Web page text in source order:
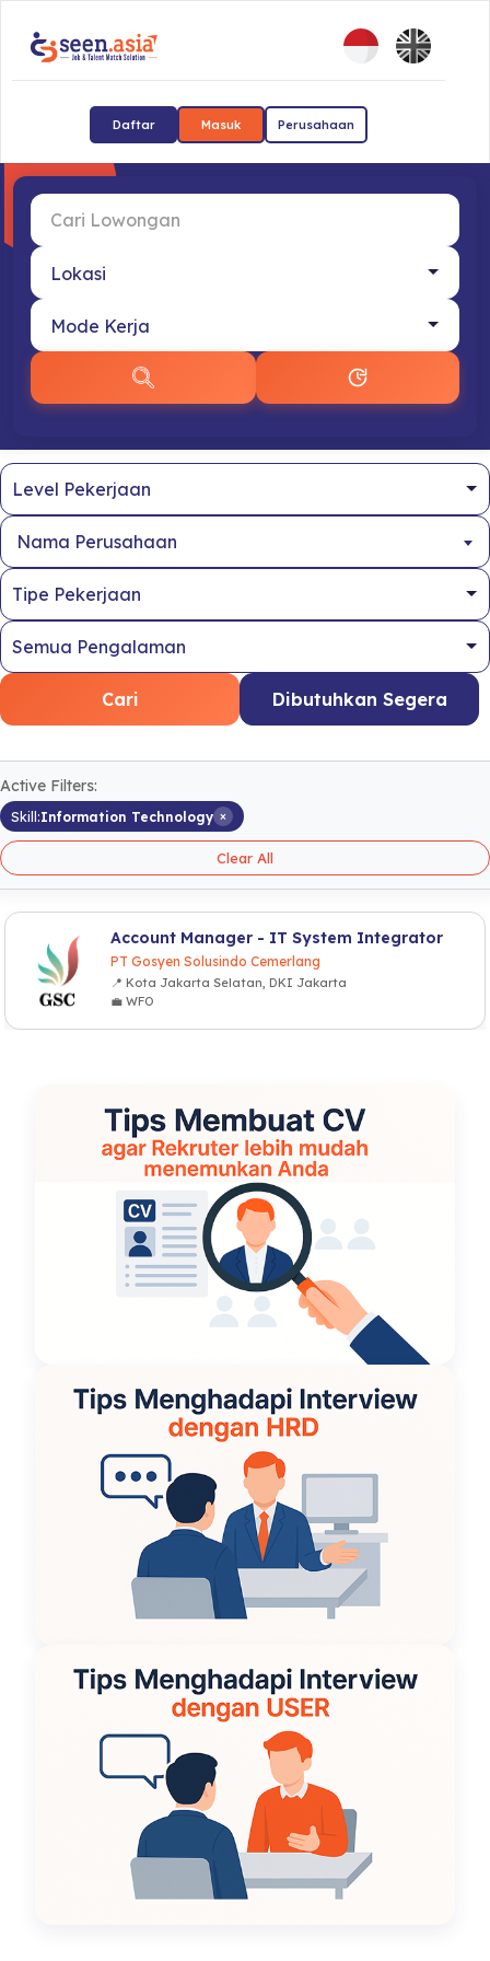
Daftar Masuk Perusahaan
Nama Perusahaan
Cari Dibutuhkan Segera
Active Filters:
Skill:Information Technology ×
Clear All
Account Manager - IT System Integrator
PT Gosyen Solusindo Cemerlang
📍 Kota Jakarta Selatan, DKI Jakarta
💼 WFO